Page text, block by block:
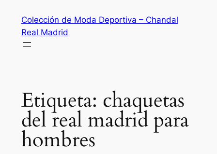
contenido
Colección de Moda Deportiva – Chandal
Real Madrid
Etiqueta: chaquetas
del real madrid para
hombres